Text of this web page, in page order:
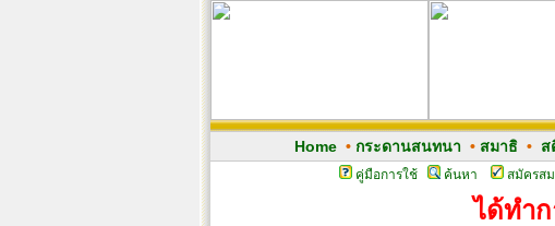
Home• กระดานสนทนา • สมาธิ• ส
คู่มือการใช้ ค้นหา สมัครส
ได้ทำ